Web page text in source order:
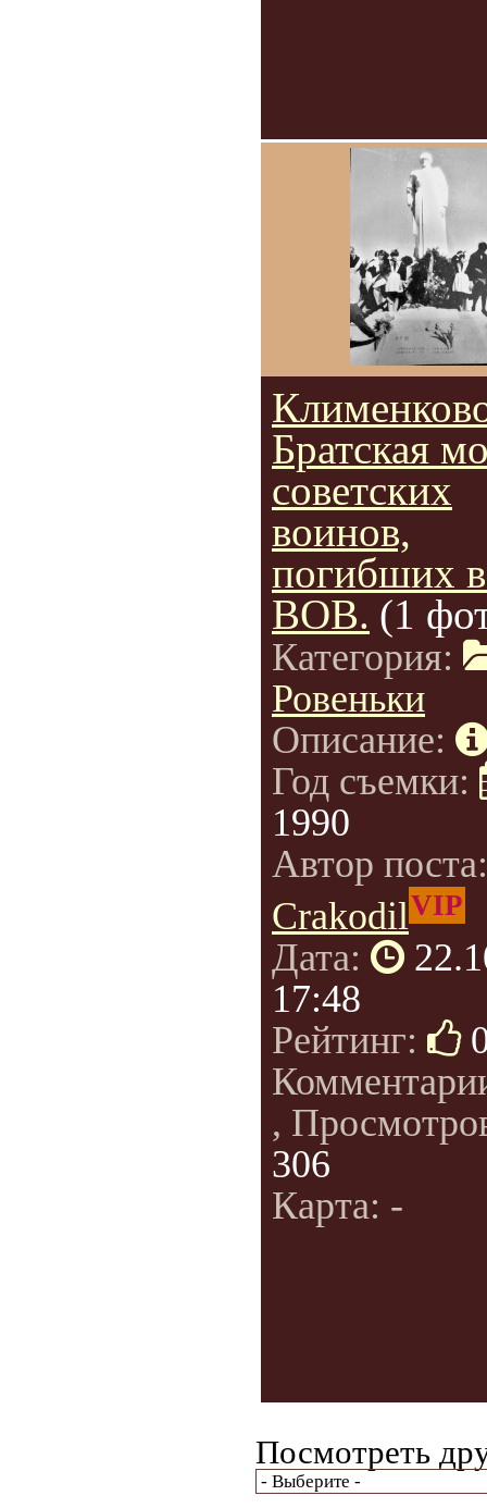
Братская
советских
воинов,
погибших
ВОВ. (1
Категория:
Ровеньки
Описание:
Год съемки:
1990
Автор
CrakodilVIP
Дата:
17:48
Рейтинг:
,
306
Карта: -
Посмотреть